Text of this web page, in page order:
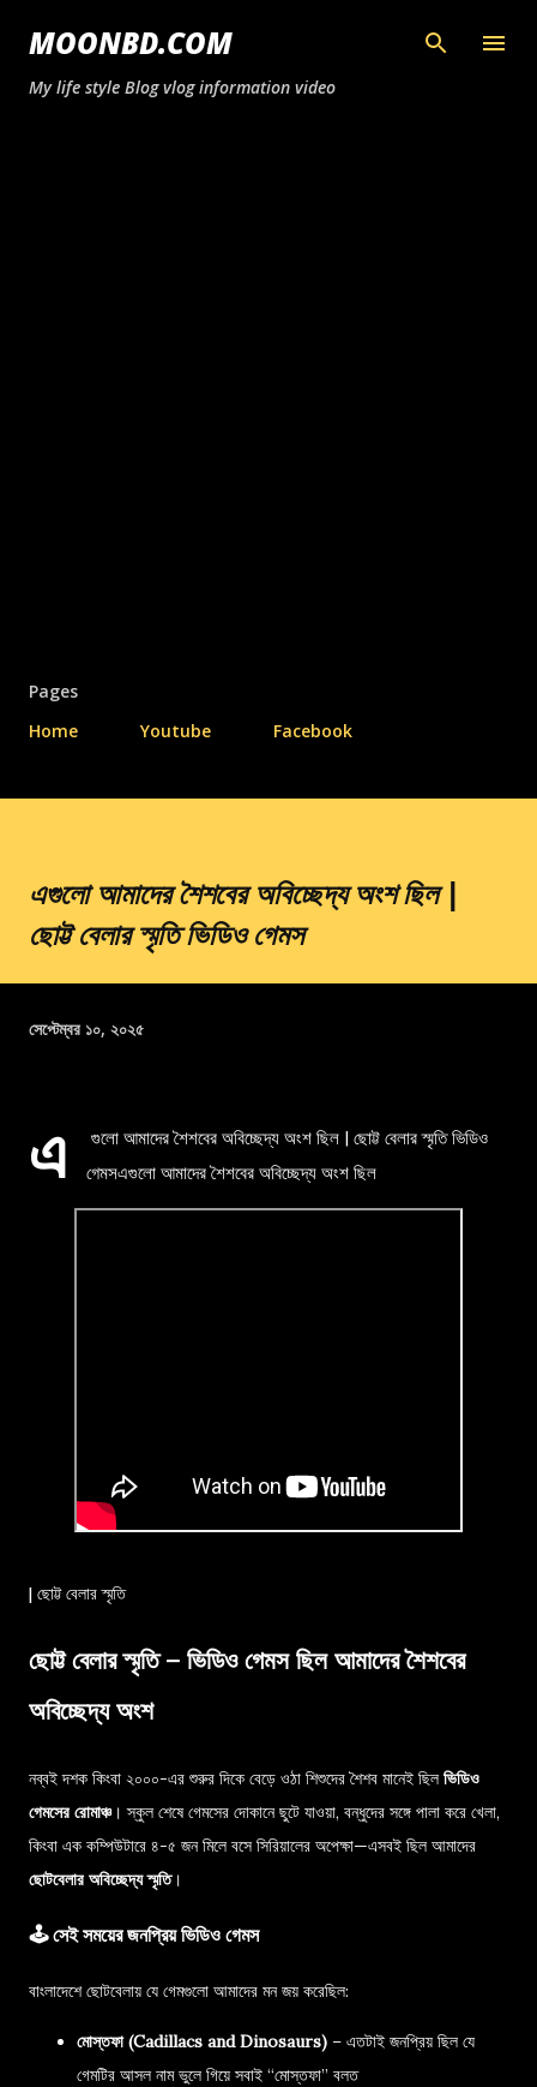
সরাসরি প্রধান সামগ্রীতে চলে যান
MOONBD.COM
My life style Blog vlog information video
Pages
Home
Youtube Facebook
এগুলো আমাদের শৈশবের অবিচ্ছেদ্য অংশ ছিল |
ছোট্ট বেলার স্মৃতি ভিডিও গেমস
সেপ্টেম্বর ১০, ২০২৫
এ
গুলো আমাদের শৈশবের অবিচ্ছেদ্য অংশ ছিল | ছোট্ট বেলার স্মৃতি ভিডিও
গেমসএগুলো আমাদের শৈশবের অবিচ্ছেদ্য অংশ ছিল
| ছোট্ট বেলার স্মৃতি
ছোট্ট বেলার স্মৃতি – ভিডিও গেমস ছিল আমাদের শৈশবের
অবিচ্ছেদ্য অংশ
নব্বই দশক কিংবা ২০০০-এর শুরুর দিকে বেড়ে ওঠা শিশুদের শৈশব মানেই ছিল ভিডিও
গেমসের রোমাঞ্চ। স্কুল শেষে গেমসের দোকানে ছুটে যাওয়া, বন্ধুদের সঙ্গে পালা করে খেলা,
কিংবা এক কম্পিউটারে ৪-৫ জন মিলে বসে সিরিয়ালের অপেক্ষা—এসবই ছিল আমাদের
ছোটবেলার অবিচ্ছেদ্য স্মৃতি।
🕹️ সেই সময়ের জনপ্রিয় ভিডিও গেমস
বাংলাদেশে ছোটবেলায় যে গেমগুলো আমাদের মন জয় করেছিল:
মোস্তফা (Cadillacs and Dinosaurs) – এতটাই জনপ্রিয় ছিল যে
গেমটির আসল নাম ভুলে গিয়ে সবাই “মোস্তফা” বলত